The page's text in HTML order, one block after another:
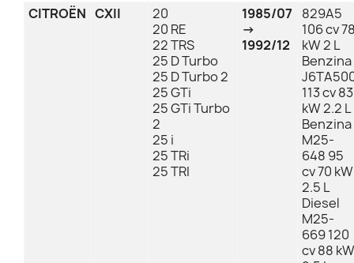
CITROËN CXII
20
20 RE
22 TRS
25 D Turbo
25 D Turbo 2
25 GTi
25 GTi Turbo
2
25 i
25 TRi
25 TRI
1985/07
→
1992/12
829A5
106 cv
kW 2 L
Benzina
113 cv 83
kW 2.2 L
Benzina
M25-
648 95
cv 70 kW
2.5 L
Diesel
M25-
669 120
cv 88 kW